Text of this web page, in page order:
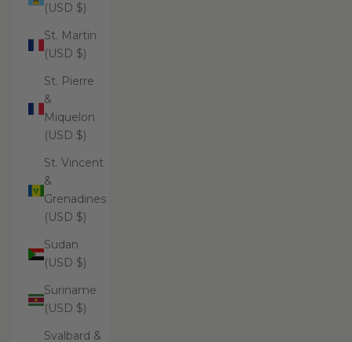
(USD $)
St. Martin
(USD $)
St. Pierre
&
Miquelon
(USD $)
St. Vincent
&
Grenadines
(USD $)
Sudan
(USD $)
Suriname
(USD $)
Svalbard &